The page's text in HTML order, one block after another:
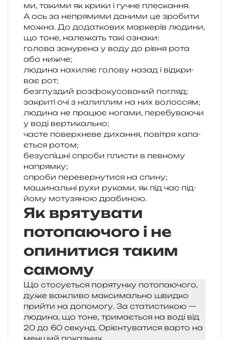
ми, таки­ми як крики і гучне пле­ска­н­ня.
А ось за непря­ми­ми дани­ми це зро­би­ти
можна. До дода­тко­вих мар­ке­рів люди­ни,
що тоне, нале­жать такі ознаки:
голо­ва зану­ре­на у воду до рівня рота
або нижче;
люди­на нахи­ляє голо­ву назад і від­кри­
ває рот;
без­глу­здий роз­фо­ку­со­ва­ний погляд;
закри­ті очі з нали­плим на них волоссям;
люди­на не пра­цює нога­ми, пере­бу­ва­ю­чи
у воді вертикально;
часте поверх­не­ве диха­н­ня, пові­тря хапа­
є­ться ротом;
без­успі­шні спро­би пли­сти в пев­но­му
напрямку;
спро­би пере­вер­ну­ти­ся на спину;
маши­наль­ні рухи рука­ми, як під час під­
йо­му моту­зя­ною драбиною.
Як врятувати
потопаючого і не
опинитися таким
самому
Що сто­су­є­ться поря­тун­ку пото­па­ю­чо­го,
дуже важли­во макси­маль­но швид­ко
при­йти на допо­мо­гу. За ста­ти­сти­кою —
люди­на, що тоне, три­ма­є­ться на воді від
20 до 60 секунд. Орієнтуватися варто на
мен­ший показник.